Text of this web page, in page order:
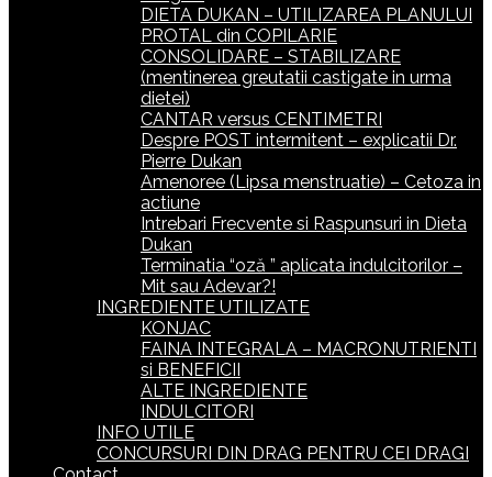
DIETA DUKAN – UTILIZAREA PLANULUI
PROTAL din COPILARIE
CONSOLIDARE – STABILIZARE
(mentinerea greutatii castigate in urma
dietei)
CANTAR versus CENTIMETRI
Despre POST intermitent – explicatii Dr.
Pierre Dukan
Amenoree (Lipsa menstruatie) – Cetoza in
actiune
Intrebari Frecvente si Raspunsuri in Dieta
Dukan
Terminatia “oză ” aplicata indulcitorilor –
Mit sau Adevar?!
INGREDIENTE UTILIZATE
KONJAC
FAINA INTEGRALA – MACRONUTRIENTI
si BENEFICII
ALTE INGREDIENTE
INDULCITORI
INFO UTILE
CONCURSURI DIN DRAG PENTRU CEI DRAGI